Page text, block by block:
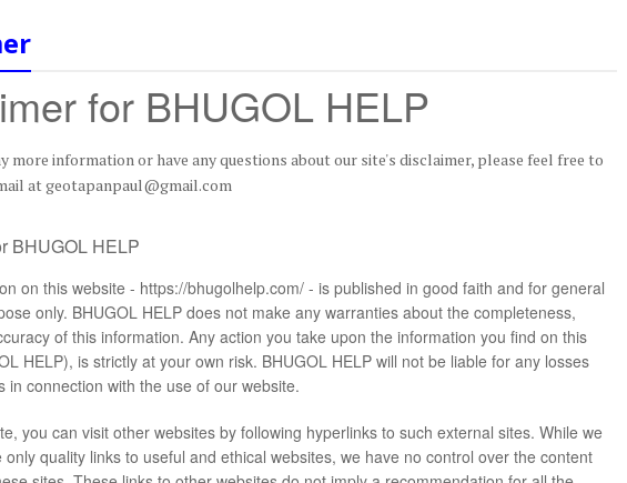
for BHUGOL HELP
more information or have any questions about our site's disclaimer, please feel free to
at geotapanpaul@gmail.com
BHUGOL HELP
on this website - https://bhugolhelp.com/ - is published in good faith and for general
only. BHUGOL HELP does not make any warranties about the completeness,
of this information. Any action you take upon the information you find on this
HELP), is strictly at your own risk. BHUGOL HELP will not be liable for any losses
in connection with the use of our website.
you can visit other websites by following hyperlinks to such external sites. While we
only quality links to useful and ethical websites, we have no control over the content